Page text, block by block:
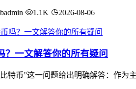
1.1K 2026-08-06
？一文解答你的所有疑问
特币”这一问题给出明确解答：作